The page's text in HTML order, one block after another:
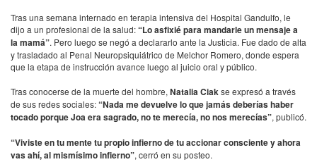
Tras una semana internado en terapia intensiva del Hospital Gandulfo, le
dijo a un profesional de la salud:“Lo asfixié para mandarle un mensaje a
la mamá”. Pero luego se negó a declararlo ante la Justicia. Fue dado de alta
y trasladado al Penal Neuropsiquiátrico de Melchor Romero, donde espera
que la etapa de instrucción avance luego al juicio oral y público.
Tras conocerse de la muerte del hombre, Natalia Ciakse expresó a través
de sus redes sociales:“Nada me devuelve lo que jamás deberías haber
tocado porque Joa era sagrado, no te merecía, no nos merecías”, publicó.
“Viviste en tu mente tu propio infierno de tu accionar consciente y ahora
vas ahí, al mismísimo infierno”, cerró en su posteo.